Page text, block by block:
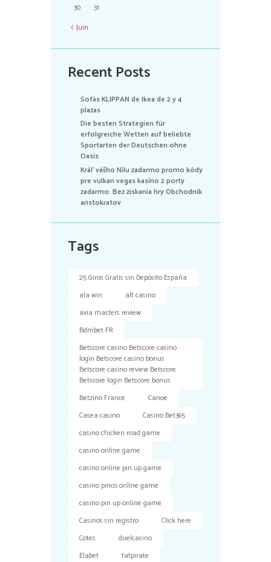
30
31
Juin
Recent Posts
Sofás KLIPPAN de Ikea de 2 y 4
plazas
Die besten Strategien für
erfolgreiche Wetten auf beliebte
Sportarten der Deutschen ohne
Oasis
Kráľ vášho Nílu zadarmo promo kódy
pre vulkan vegas kasíno 2 porty
zadarmo: Bez získania hry Obchodník
aristokratov
Tags
25 Giros Gratis sin Depósito España
ala win
alf casino
avia masters review
Bdmbet FR
Betscore casino Betscore casino
login Betscore casino bonus
Betscore casino review Betscore
Betscore login Betscore bonus
Betzino France
Canoe
Casea casino
Casino Bet365
casino chicken road game
casino online game
casino online pin up game
casino pinco online game
casino pin up online game
Casinos sin registro
Click here
Cotes
duelcasino
Elabet
fatpirate